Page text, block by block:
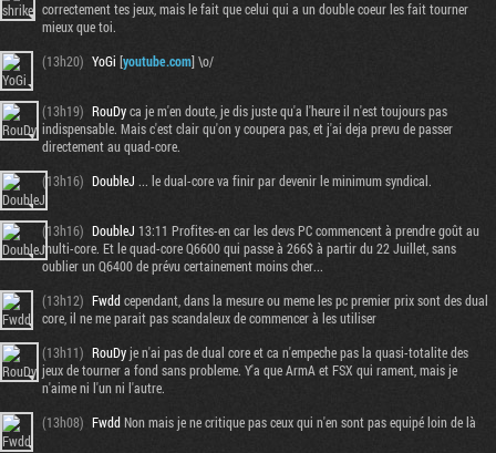
correctement tes jeux, mais le fait que celui qui a un double coeur les fait tourner
mieux que toi.
(13h20) YoGi [youtube.com] \o/
(13h19) RouDyca je m'en doute, je dis juste qu'a l'heure il n'est toujours pas
indispensable. Mais c'est clair qu'on y coupera pas, et j'ai deja prevu de passer
directement au quad-core.
(13h16) DoubleJ ... le dual-core va finir par devenir le minimum syndical.
(13h16) DoubleJ 13:11 Profites-en car les devs PC commencent à prendre goût au
multi-core. Et le quad-core Q6600 qui passe à 266$ à partir du 22 Juillet, sans
oublier un Q6400 de prévu certainement moins cher...
(13h12) Fwddcependant, dans la mesure ou meme les pc premier prix sont des dual
core, il ne me parait pas scandaleux de commencer à les utiliser
(13h11) RouDyje n'ai pas de dual core et ca n'empeche pas la quasi-totalite des
jeux de tourner a fond sans probleme. Y'a que ArmA et FSX qui rament, mais je
n'aime ni l'un ni l'autre.
(13h08) FwddNon mais je ne critique pas ceux qui n'en sont pas equipé loin de là